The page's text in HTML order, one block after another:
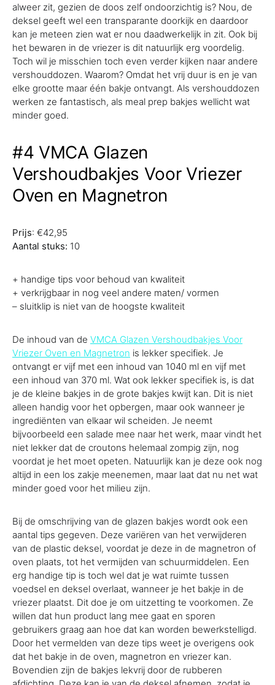
alweer zit, gezien de doos zelf ondoorzichtig is? Nou, de
deksel geeft wel een transparante doorkijk en daardoor
kan je meteen zien wat er nou daadwerkelijk in zit. Ook bij
het bewaren in de vriezer is dit natuurlijk erg voordelig.
Toch wil je misschien toch even verder kijken naar andere
vershouddozen. Waarom? Omdat het vrij duur is en je van
elke grootte maar één bakje ontvangt. Als vershouddozen
werken ze fantastisch, als meal prep bakjes wellicht wat
minder goed.
#4 VMCA Glazen
Vershoudbakjes Voor Vriezer
Oven en Magnetron
Prijs: €42,95
Aantal stuks: 10
+ handige tips voor behoud van kwaliteit
+ verkrijgbaar in nog veel andere maten/ vormen
– sluitklip is niet van de hoogste kwaliteit
De inhoud van de VMCA Glazen Vershoudbakjes Voor
Vriezer Oven en Magnetron is lekker specifiek. Je
ontvangt er vijf met een inhoud van 1040 ml en vijf met
een inhoud van 370 ml. Wat ook lekker specifiek is, is dat
je de kleine bakjes in de grote bakjes kwijt kan. Dit is niet
alleen handig voor het opbergen, maar ook wanneer je
ingrediënten van elkaar wil scheiden. Je neemt
bijvoorbeeld een salade mee naar het werk, maar vindt het
niet lekker dat de croutons helemaal zompig zijn, nog
voordat je het moet opeten. Natuurlijk kan je deze ook nog
altijd in een los zakje meenemen, maar laat dat nu net wat
minder goed voor het milieu zijn.
Bij de omschrijving van de glazen bakjes wordt ook een
aantal tips gegeven. Deze variëren van het verwijderen
van de plastic deksel, voordat je deze in de magnetron of
oven plaats, tot het vermijden van schuurmiddelen. Een
erg handige tip is toch wel dat je wat ruimte tussen
voedsel en deksel overlaat, wanneer je het bakje in de
vriezer plaatst. Dit doe je om uitzetting te voorkomen. Ze
willen dat hun product lang mee gaat en sporen
gebruikers graag aan hoe dat kan worden bewerkstelligd.
Door het vermelden van deze tips weet je overigens ook
dat het bakje in de oven, magnetron en vriezer kan.
Bovendien zijn de bakjes lekvrij door de rubberen